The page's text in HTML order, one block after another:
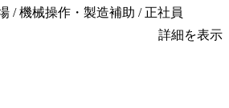
/ 機械操作・製造補助 / 正社員
詳細を表示